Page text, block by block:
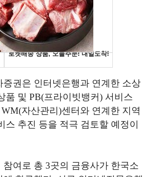
증권은 인터넷은행과 연계한 소상
품 및 PB(프라이빗뱅커) 서비스
자산관리)센터와 연계한 지역
스 추진 등을 적극 검토할 예정이
참여로 총 3곳의 금융사가 한국소